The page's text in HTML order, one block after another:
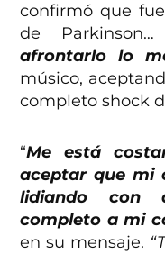
confirmó que
de Parkinson…
afrontarlo lo
músico,
completo shock
“Me está
aceptar que mi
lidiando con
completo a mi
en su mensaje.